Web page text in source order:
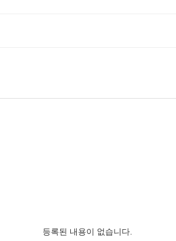
등록된 내용이 없습니다.